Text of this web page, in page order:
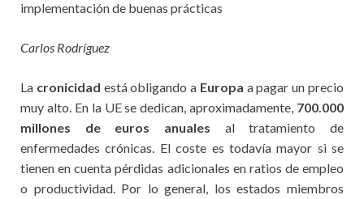
implementación de buenas prácticas
Carlos Rodríguez
La cronicidad está obligando a Europa a pagar un precio
muy alto. En la UE se dedican, aproximadamente, 700.000
millones de euros anuales al tratamiento de
enfermedades crónicas. El coste es todavía mayor si se
tienen en cuenta pérdidas adicionales en ratios de empleo
o productividad. Por lo general, los estados miembros